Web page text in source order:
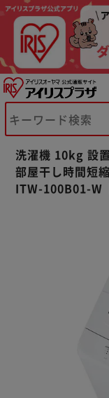
洗濯機 10kg 設
部屋干し時間短
ITW-100B01-W
※ご確認く
カートに